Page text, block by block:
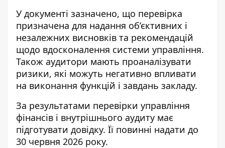
У документі зазначено, що перевірка
призначена для надання об’єктивних і
незалежних висновків та рекомендацій
щодо вдосконалення системи управління.
Також аудитори мають проаналізувати
ризики, які можуть негативно впливати
на виконання функцій і завдань закладу.
За результатами перевірки управління
фінансів і внутрішнього аудиту має
підготувати довідку. Її повинні надати до
30 червня 2026 року.